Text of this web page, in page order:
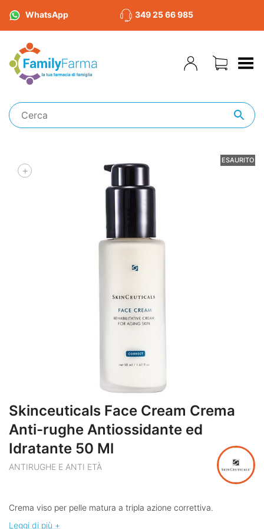
WhatsApp 349 25 66 985
Toggle Menu
ESAURITO
+
Skinceuticals Face Cream Crema
Anti-rughe Antiossidante ed
Idratante 50 Ml
ANTIRUGHE E ANTI ETÀ
Crema viso per pelle matura a tripla azione correttiva.
Leggi di più +